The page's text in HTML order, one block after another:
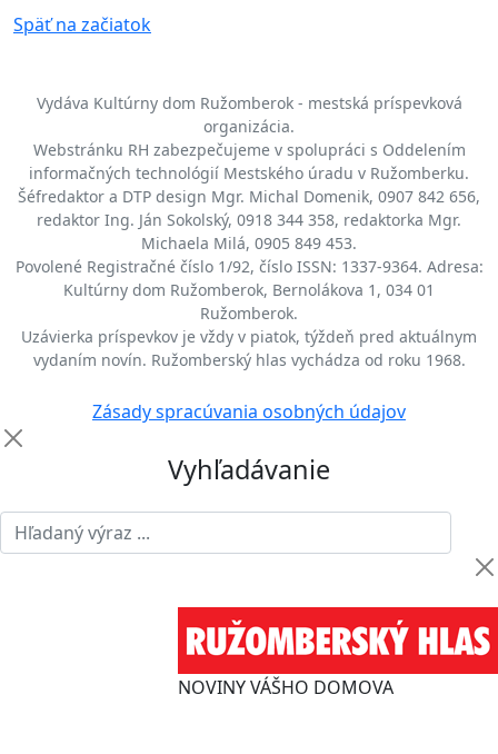
Späť na začiatok
Vydáva Kultúrny dom Ružomberok - mestská príspevková
organizácia.
Webstránku RH zabezpečujeme v spolupráci s Oddelením
informačných technológií Mestského úradu v Ružomberku.
Šéfredaktor a DTP design Mgr. Michal Domenik, 0907 842 656,
redaktor Ing. Ján Sokolský, 0918 344 358, redaktorka Mgr.
Michaela Milá, 0905 849 453.
Povolené Registračné číslo 1/92, číslo ISSN: 1337-9364. Adresa:
Kultúrny dom Ružomberok, Bernolákova 1, 034 01
Ružomberok.
Uzávierka príspevkov je vždy v piatok, týždeň pred aktuálnym
vydaním novín. Ružomberský hlas vychádza od roku 1968.
Zásady spracúvania osobných údajov
Vyhľadávanie
NOVINY VÁŠHO DOMOVA